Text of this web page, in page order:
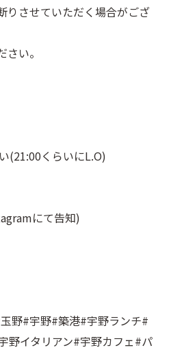
りさせていただく場合がござ
い。⠀
(21:00くらいにL.O)⠀
にて告知)⠀
野#宇野#築港#宇野ランチ#
野イタリアン#宇野カフェ#パ